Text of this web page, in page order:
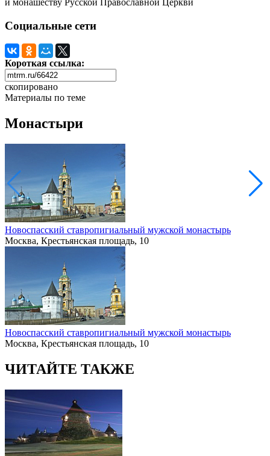
Социальные сети
Короткая ссылка:
скопировано
Материалы по теме
Монастыри
Новоспасский ставропигиальный мужской монастырь
Москва, Крестьянская площадь, 10
Новоспасский ставропигиальный мужской монастырь
Москва, Крестьянская площадь, 10
ЧИТАЙТЕ ТАКЖЕ